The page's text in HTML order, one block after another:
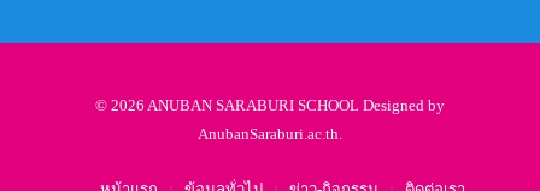
© 2026 ANUBAN SARABURI SCHOOL Designed by
AnubanSaraburi.ac.th.